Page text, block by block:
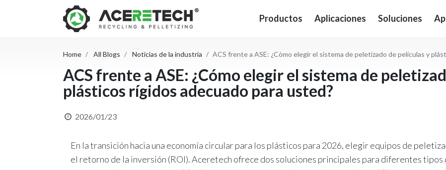
Productos Aplicaciones Soluciones
Home All Blogs Noticias de la industria ACS frente a ASE: ¿Cómo elegir el sistema de peletizado de películas y
ACS frente a ASE: ¿Cómo elegir el sistema de
plásticos rígidos adecuado para usted?
2026/01/23
En la transición hacia una economía circular para los plásticos para 2026, elegir equipos de
el retorno de la inversión (ROI). Aceretech ofrece dos soluciones principales para diferentes tipos